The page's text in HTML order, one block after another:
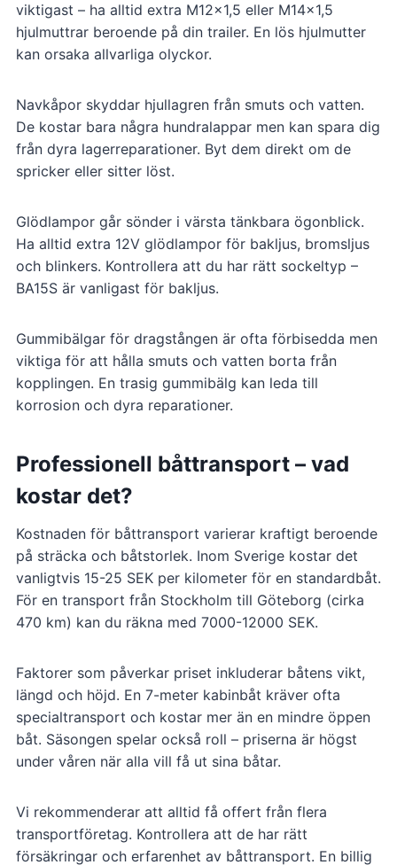
viktigast – ha alltid extra M12x1,5 eller M14x1,5
hjulmuttrar beroende på din trailer. En lös hjulmutter
kan orsaka allvarliga olyckor.
Navkåpor skyddar hjullagren från smuts och vatten.
De kostar bara några hundralappar men kan spara dig
från dyra lagerreparationer. Byt dem direkt om de
spricker eller sitter löst.
Glödlampor går sönder i värsta tänkbara ögonblick.
Ha alltid extra 12V glödlampor för bakljus, bromsljus
och blinkers. Kontrollera att du har rätt sockeltyp –
BA15S är vanligast för bakljus.
Gummibälgar för dragstången är ofta förbisedda men
viktiga för att hålla smuts och vatten borta från
kopplingen. En trasig gummibälg kan leda till
korrosion och dyra reparationer.
Professionell båttransport – vad
kostar det?
Kostnaden för båttransport varierar kraftigt beroende
på sträcka och båtstorlek. Inom Sverige kostar det
vanligtvis 15-25 SEK per kilometer för en standardbåt.
För en transport från Stockholm till Göteborg (cirka
470 km) kan du räkna med 7000-12000 SEK.
Faktorer som påverkar priset inkluderar båtens vikt,
längd och höjd. En 7-meter kabinbåt kräver ofta
specialtransport och kostar mer än en mindre öppen
båt. Säsongen spelar också roll – priserna är högst
under våren när alla vill få ut sina båtar.
Vi rekommenderar att alltid få offert från flera
transportföretag. Kontrollera att de har rätt
försäkringar och erfarenhet av båttransport. En billig